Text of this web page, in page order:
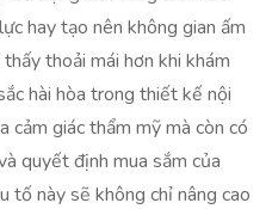
hay tạo nên không gian ấm
thoải mái hơn khi khám
hài hòa trong thiết kế nội
cảm giác thẩm mỹ mà còn có
quyết định mua sắm của
tố này sẽ không chỉ nâng cao